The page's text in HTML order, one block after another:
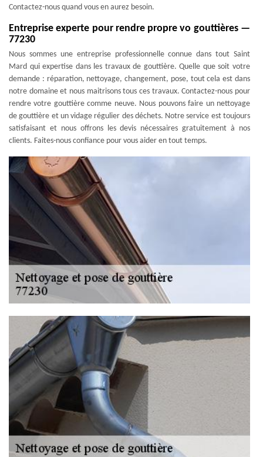
Contactez-nous quand vous en aurez besoin.
Entreprise experte pour rendre propre vo gouttières —
77230
Nous sommes une entreprise professionnelle connue dans tout Saint
Mard qui expertise dans les travaux de gouttière. Quelle que soit votre
demande : réparation, nettoyage, changement, pose, tout cela est dans
notre domaine et nous maitrisons tous ces travaux. Contactez-nous pour
rendre votre gouttière comme neuve. Nous pouvons faire un nettoyage
de gouttière et un vidage régulier des déchets. Notre service est toujours
satisfaisant et nous offrons les devis nécessaires gratuitement à nos
clients. Faites-nous confiance pour vous aider en tout temps.